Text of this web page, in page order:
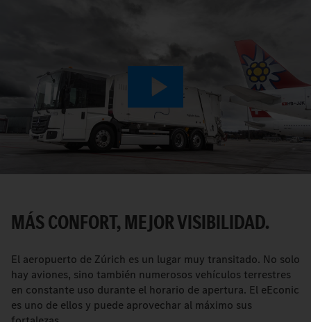
Play
Video
MÁS CONFORT, MEJOR VISIBILIDAD.
El aeropuerto de Zúrich es un lugar muy transitado. No solo
hay aviones, sino también numerosos vehículos terrestres
en constante uso durante el horario de apertura. El eEconic
es uno de ellos y puede aprovechar al máximo sus